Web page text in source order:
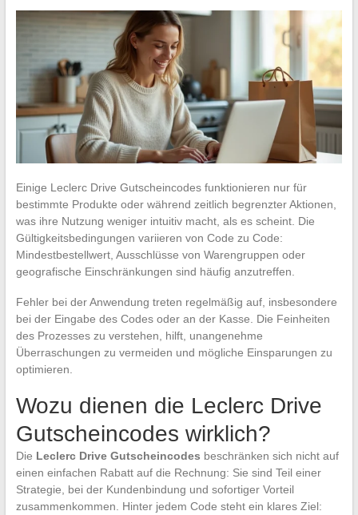
Einige Leclerc Drive Gutscheincodes funktionieren nur für
bestimmte Produkte oder während zeitlich begrenzter Aktionen,
was ihre Nutzung weniger intuitiv macht, als es scheint. Die
Gültigkeitsbedingungen variieren von Code zu Code:
Mindestbestellwert, Ausschlüsse von Warengruppen oder
geografische Einschränkungen sind häufig anzutreffen.
Fehler bei der Anwendung treten regelmäßig auf, insbesondere
bei der Eingabe des Codes oder an der Kasse. Die Feinheiten
des Prozesses zu verstehen, hilft, unangenehme
Überraschungen zu vermeiden und mögliche Einsparungen zu
optimieren.
Wozu dienen die Leclerc Drive
Gutscheincodes wirklich?
Die Leclerc Drive Gutscheincodes beschränken sich nicht auf
einen einfachen Rabatt auf die Rechnung: Sie sind Teil einer
Strategie, bei der Kundenbindung und sofortiger Vorteil
zusammenkommen. Hinter jedem Code steht ein klares Ziel: